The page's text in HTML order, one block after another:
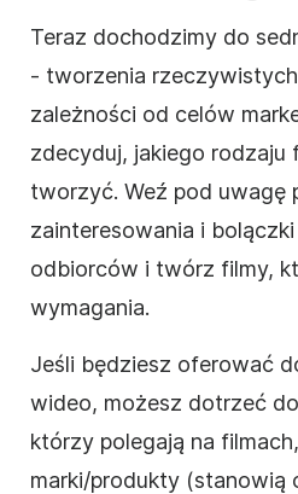
Teraz dochodzimy do
- tworzenia
zależności od celów
zdecyduj, jakiego rodzaju
tworzyć. Weź pod uwagę
zainteresowania i
odbiorców i twórz filmy,
wymagania.
Jeśli będziesz oferować
wideo, możesz dotrzeć
którzy polegają na
marki/produkty (stanowią